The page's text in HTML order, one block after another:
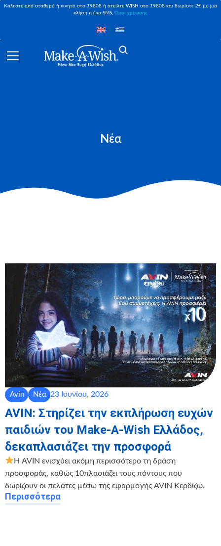
Καλέστε από σταθερό ή κινητό στο 19808 ή στείλτε WISH στο 19808 και δωρίστε 2€ με μια
κλήση ή ένα SMS,Όροι χρέωσης
Νέα
Avin Νέα 23 Ιουνίου, 2026
AVIN: Στηρίζει την εκπλήρωση ευχών
παιδιών του Make-A-Wish Ελλάδος,
δεκαπλασιάζει την προσφορά
Η AVIN ενισχύει ακόμη περισσότερο τη δράση
προσφοράς, καθώς 10πλασιάζει τους πόντους που
δωρίζουν οι πελάτες μέσω της εφαρμογής AVIN Κερδίζω.
Περισσότερα